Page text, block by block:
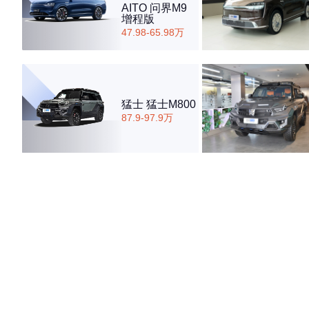
AITO 问界M9
增程版
47.98-65.98万
猛士 猛士M800
87.9-97.9万